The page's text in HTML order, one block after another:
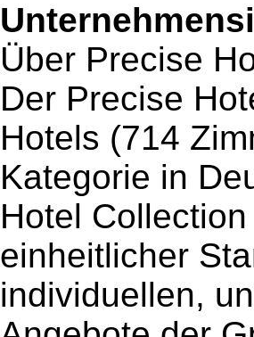
Über Precise
Der Precise
Hotels (714
Kategorie in
Hotel
einheitlicher
individuellen,